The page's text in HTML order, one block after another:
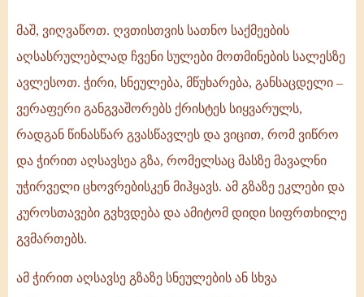
მაშ, ვიღვაწოთ. ღვთისთვის სათნო საქმეების
აღსასრულებლად ჩვენი სულები მოთმინების სალესზე
ავლესოთ. ჭირი, სნეულება, მწუხარება, განსაცდელი –
ვერაფერი განგვაშორებს ქრისტეს სიყვარულს,
რადგან წინასწარ გვასწავლეს და ვიცით, რომ ვიწრო
და ჭირით აღსავსეა გზა, რომელსაც მასზე მავალნი
უჭირველი ცხოვრებისკენ მიჰყავს. ამ გზაზე ეკლები და
კუროსთავები გვხვდება და ამიტომ დიდი სიფრთხილე
გვმართებს.
ამ ჭირით აღსავსე გზაზე სნეულების ან სხვა